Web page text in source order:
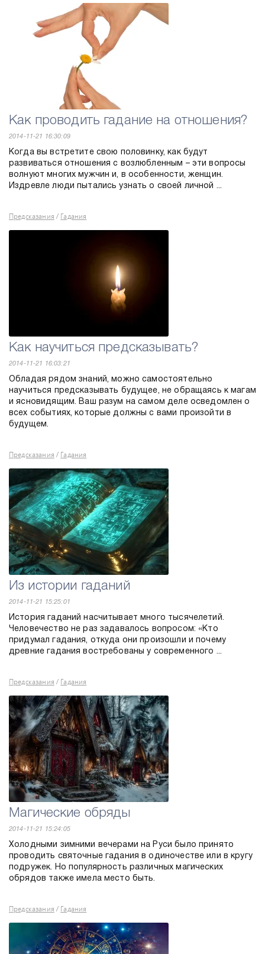
Как проводить гадание на отношения?
2014-11-21 16:30:09
Когда вы встретите свою половинку, как будут
развиваться отношения с возлюбленным – эти вопросы
волнуют многих мужчин и, в особенности, женщин.
Издревле люди пытались узнать о своей личной ...
Предсказания / Гадания
Как научиться предсказывать?
2014-11-21 16:03:21
Обладая рядом знаний, можно самостоятельно
научиться предсказывать будущее, не обращаясь к магам
и ясновидящим. Ваш разум на самом деле осведомлен о
всех событиях, которые должны с вами произойти в
будущем.
Предсказания / Гадания
Из истории гаданий
2014-11-21 15:25:01
История гаданий насчитывает много тысячелетий.
Человечество не раз задавалось вопросом: «Кто
придумал гадания, откуда они произошли и почему
древние гадания востребованы у современного ...
Предсказания / Гадания
Магические обряды
2014-11-21 15:24:05
Холодными зимними вечерами на Руси было принято
проводить святочные гадания в одиночестве или в кругу
подружек. Но популярность различных магических
обрядов также имела место быть.
Предсказания / Гадания